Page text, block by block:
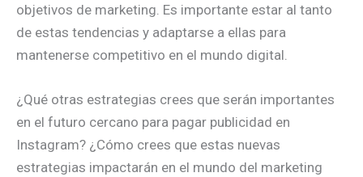
objetivos de marketing. Es importante estar al tanto
de estas tendencias y adaptarse a ellas para
mantenerse competitivo en el mundo digital.
¿Qué otras estrategias crees que serán importantes
en el futuro cercano para pagar publicidad en
Instagram? ¿Cómo crees que estas nuevas
estrategias impactarán en el mundo del marketing